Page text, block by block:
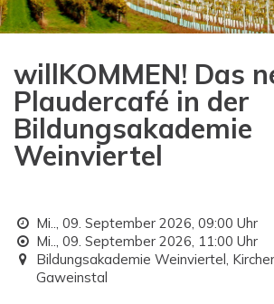
willKOMMEN! Das
Plaudercafé in der
Bildungsakademie
Weinviertel
Mi.., 09. September 2026, 09:00 Uhr
Mi.., 09. September 2026, 11:00 Uhr
Bildungsakademie Weinviertel,
Gaweinstal